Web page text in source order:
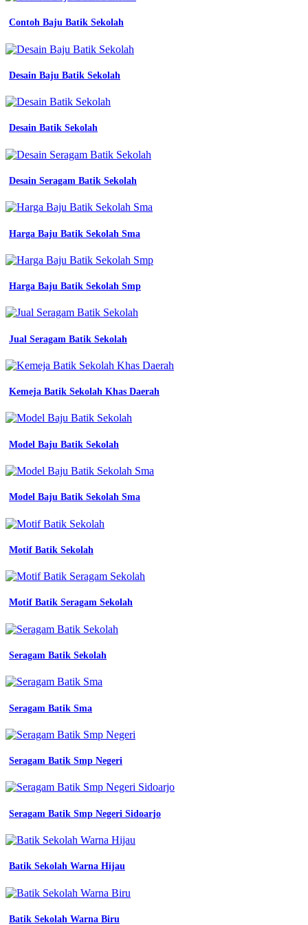
Contoh Baju Batik Sekolah
Desain Baju Batik Sekolah
Desain Batik Sekolah
Desain Seragam Batik Sekolah
Harga Baju Batik Sekolah Sma
Harga Baju Batik Sekolah Smp
Jual Seragam Batik Sekolah
Kemeja Batik Sekolah Khas Daerah
Model Baju Batik Sekolah
Model Baju Batik Sekolah Sma
Motif Batik Sekolah
Motif Batik Seragam Sekolah
Seragam Batik Sekolah
Seragam Batik Sma
Seragam Batik Smp Negeri
Seragam Batik Smp Negeri Sidoarjo
Batik Sekolah Warna Hijau
Batik Sekolah Warna Biru